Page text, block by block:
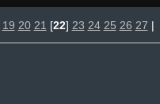
19 20 21 [22] 23 24 25 26 27 |